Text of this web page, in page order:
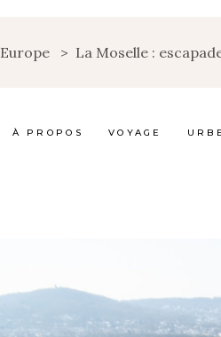
Europe > La Moselle :
À PROPOS VOYAGE